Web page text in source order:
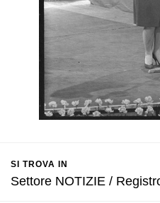
SI TROVA IN
Settore NOTIZIE /